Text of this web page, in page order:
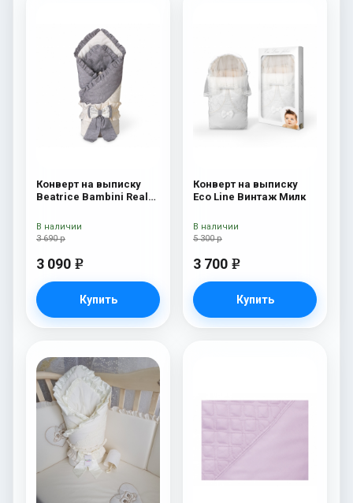
Конверт на выписку
Beatrice Bambini Reale
3 690 р
3 090 e
Купить
В наличии
Конверт на выписку
Eco Line Винтаж Милк
5 300 р
3 700 e
Купить
В наличии